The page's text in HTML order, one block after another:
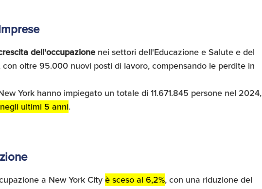
dell'occupazione nei settori dell'Educazione e Salute e del
con oltre 95.000 nuovi posti di lavoro, compensando le perdite in
York hanno impiegato un totale di 11.671.845 persone nel 2024,
ultimi 5 anni.
a New York Cityè sceso al 6,2%, con una riduzione del